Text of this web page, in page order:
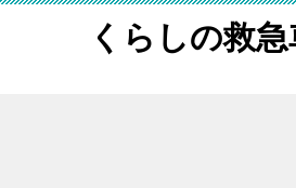
くらしの救急